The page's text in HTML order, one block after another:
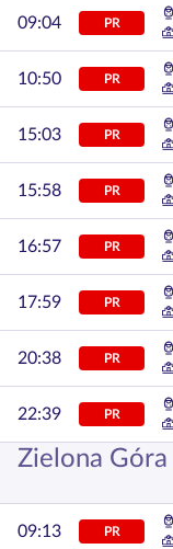
09:04 PR
10:50 PR
15:03 PR
15:58 PR
16:57 PR
17:59 PR
20:38 PR
22:39 PR
Zielona Góra
09:13 PR